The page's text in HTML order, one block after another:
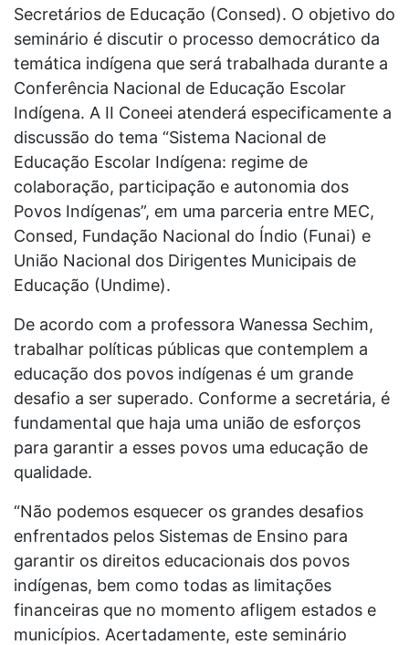
Secretários de Educação (Consed). O objetivo do
seminário é discutir o processo democrático da
temática indígena que será trabalhada durante a
Conferência Nacional de Educação Escolar
Indígena. A II Coneei atenderá especificamente a
discussão do tema “Sistema Nacional de
Educação Escolar Indígena: regime de
colaboração, participação e autonomia dos
Povos Indígenas”, em uma parceria entre MEC,
Consed, Fundação Nacional do Índio (Funai) e
União Nacional dos Dirigentes Municipais de
Educação (Undime).
De acordo com a professora Wanessa Sechim,
trabalhar políticas públicas que contemplem a
educação dos povos indígenas é um grande
desafio a ser superado. Conforme a secretária, é
fundamental que haja uma união de esforços
para garantir a esses povos uma educação de
qualidade.
“Não podemos esquecer os grandes desafios
enfrentados pelos Sistemas de Ensino para
garantir os direitos educacionais dos povos
indígenas, bem como todas as limitações
financeiras que no momento afligem estados e
municípios. Acertadamente, este seminário